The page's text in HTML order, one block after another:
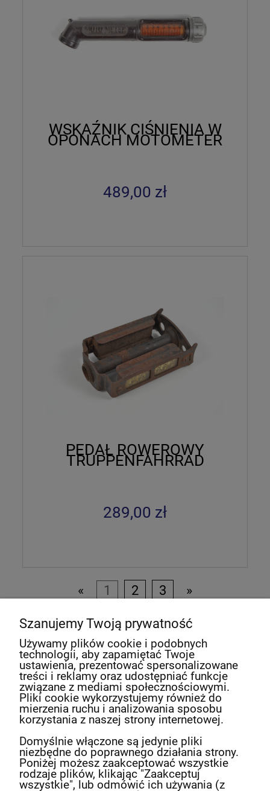
WSKAŹNIK CIŚNIENIA W
OPONACH MOTOMETER
489,00 zł
PEDAŁ ROWEROWY
TRUPPENFAHRRAD
289,00 zł
« 1 2 3 »
Newsletter
Podaj swój adres e-mail, jeżeli chcesz otrzymywać
informacje o nowościach i promocjach.
Twoje dane będą przetwarzane zgodnie z
nasząpolityką prywatności
Szanujemy Twoją prywatność
Używamy plików cookie i podobnych
technologii, aby zapamiętać Twoje
ustawienia, prezentować spersonalizowane
treści i reklamy oraz udostępniać funkcje
związane z mediami społecznościowymi.
Pliki cookie wykorzystujemy również do
mierzenia ruchu i analizowania sposobu
korzystania z naszej strony internetowej.
Domyślnie włączone są jedynie pliki
niezbędne do poprawnego działania strony.
Poniżej możesz zaakceptować wszystkie
rodzaje plików, klikając "Zaakceptuj
wszystkie", lub odmówić ich używania (z